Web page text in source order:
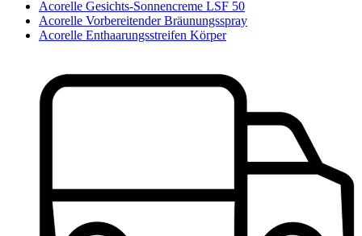
Acorelle Gesichts-Sonnencreme LSF 50
Acorelle Vorbereitender Bräunungsspray
Acorelle Enthaarungsstreifen Körper